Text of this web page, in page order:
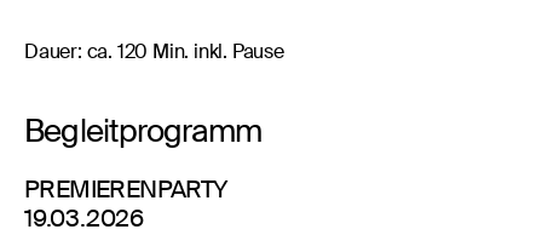
Dauer: ca. 120 Min. inkl. Pause
Begleitprogramm
PREMIERENPARTY
19.03.2026